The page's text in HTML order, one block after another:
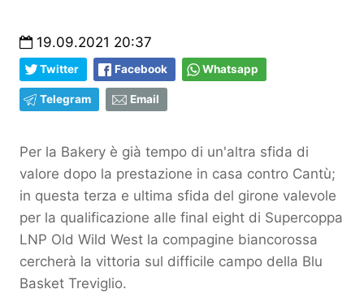
19.09.2021 20:37
Twitter Facebook Whatsapp
Telegram Email
Per la Bakery è già tempo di un'altra sfida di
valore dopo la prestazione in casa contro Cantù;
in questa terza e ultima sfida del girone valevole
per la qualificazione alle final eight di Supercoppa
LNP Old Wild West la compagine biancorossa
cercherà la vittoria sul difficile campo della Blu
Basket Treviglio.